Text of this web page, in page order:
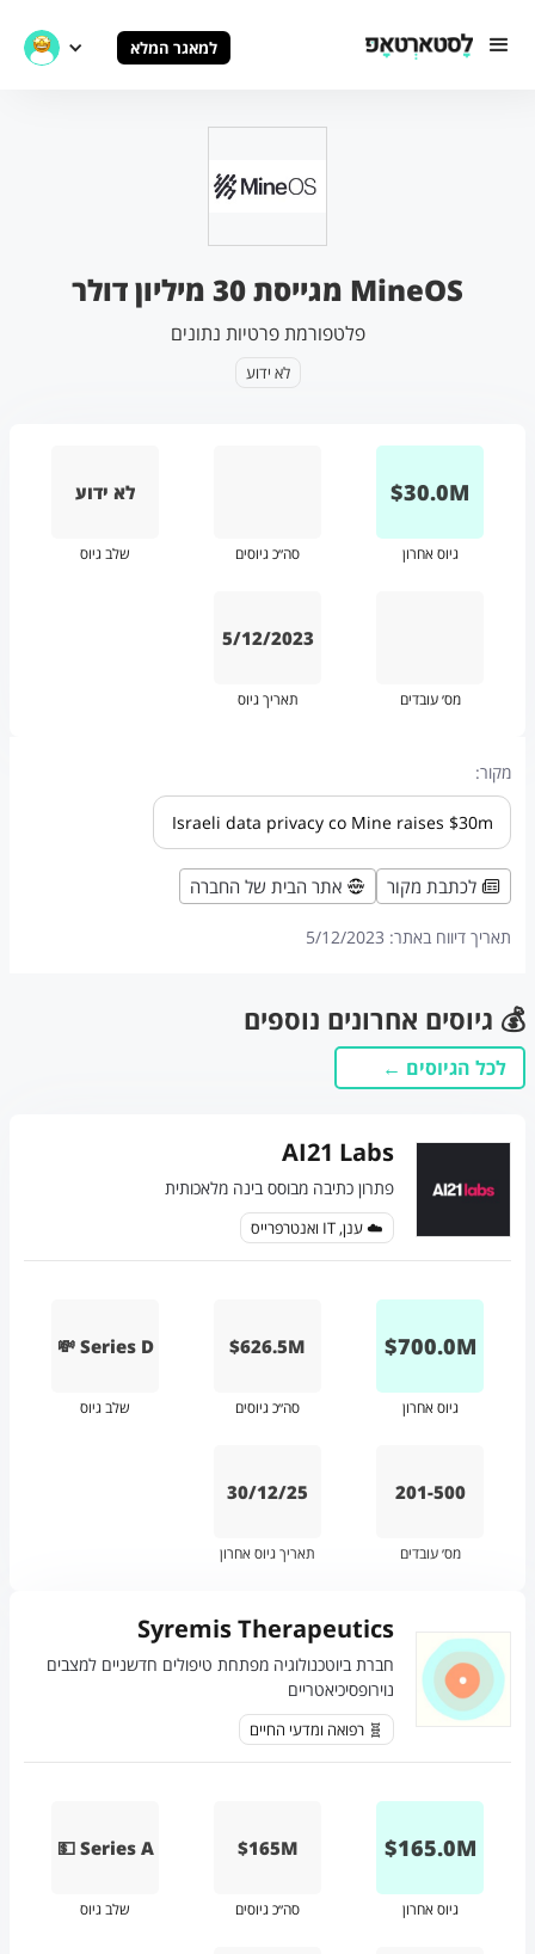
למאגר המלא
MineOS מגייסת 30 מיליון דולר
פלטפורמת פרטיות נתונים
לא ידוע
M
30.0
$
גיוס אחרון סה״כ גיוסים
לא ידוע
שלב גיוס
מס׳ עובדים
5/12/2023
תאריך גיוס
מקור:
Israeli data privacy co Mine raises $30m
לכתבת מקור אתר הבית של החברה
תאריך דיווח באתר: 5/12/2023
💰 גיוסים אחרונים נוספים
לכל הגיוסים ←
AI21 Labs
פתרון כתיבה מבוסס בינה מלאכותית
☁️ ענן, IT ואנטרפרייס
M
700.0
$
גיוס אחרון
$626.5M
סה״כ גיוסים
💸 Series D
שלב גיוס
201-500
מס׳ עובדים
30/12/25
תאריך גיוס אחרון
Syremis Therapeutics
חברת ביוטכנולוגיה מפתחת טיפולים חדשניים למצבים
נוירופסיכיאטריים
🧬 רפואה ומדעי החיים
M
165.0
$
גיוס אחרון
$165M
סה״כ גיוסים
💵 Series A
שלב גיוס